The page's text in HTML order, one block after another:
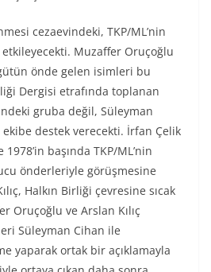
cezaevindeki, TKP/ML’nin
etkileyecekti. Muzaffer Oruçoğlu
önde gelen isimleri bu
Dergisi etrafında toplanan
gruba değil, Süleyman
ekibe destek verecekti. İrfan Çelik
başında TKP/ML’nin
önderleriyle görüşmesine
Halkın Birliği çevresine sıcak
Oruçoğlu ve Arslan Kılıç
Süleyman Cihan ile
yaparak ortak bir açıklamayla